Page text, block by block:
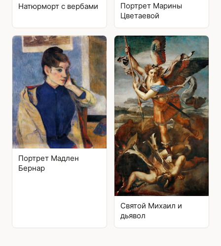
Натюрморт с вербами
Портрет Марины
Цветаевой
Портрет Мадлен
Бернар
Святой Михаил и
дьявол